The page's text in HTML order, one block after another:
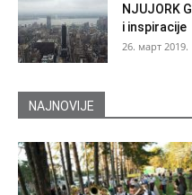
NJUJORK
i inspiracije
26. март 2019.
NAJNOVIJE